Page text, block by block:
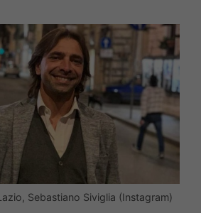
Sebastiano Siviglia (Instagram)